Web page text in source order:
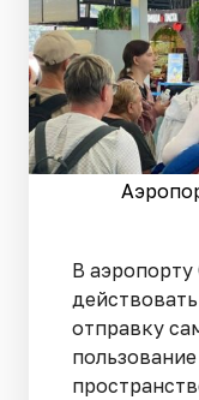
В
отправку